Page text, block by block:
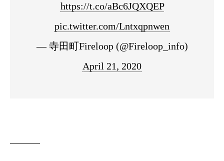
https://t.co/aBc6JQXQEP
pic.twitter.com/Lntxqpnwen
— 寺田町Fireloop (@Fireloop_info)
April 21, 2020